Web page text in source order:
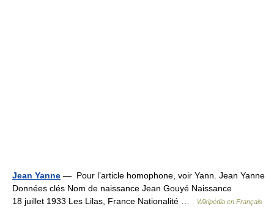
Jean Yanne — Pour l’article homophone, voir Yann. Jean Yanne
Données clés Nom de naissance Jean Gouyé Naissance
18 juillet 1933 Les Lilas, France Nationalité …
Wikipédia en Français